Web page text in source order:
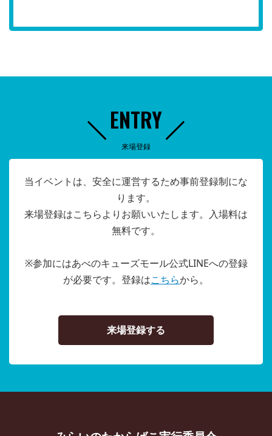
ENTRY
来場登録
当イベントは、安全に運営するため事前登録制にな
ります。
来場登録はこちらよりお願いいたします。入場料は
無料です。
※参加にはあべのキューズモール公式LINEへの登録
が必要です。登録はこちらから。
来場登録する